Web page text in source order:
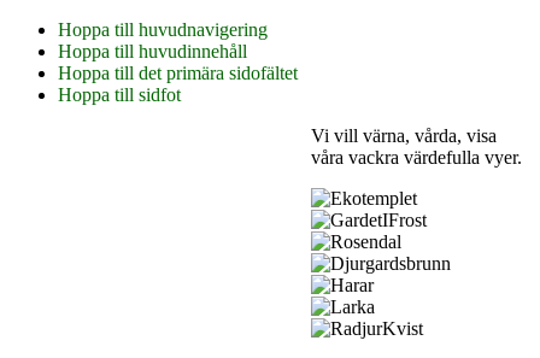
Hoppa till huvudnavigering
Hoppa till huvudinnehåll
Hoppa till det primära sidofältet
Hoppa till sidfot
Vi vill värna, vårda, visa
våra vackra värdefulla vyer.